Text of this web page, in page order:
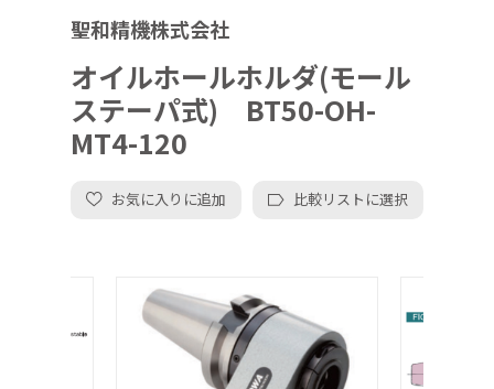
聖和精機株式会社
オイルホールホルダ(モール
ステーパ式) BT50-OH-
MT4-120
お気に入りに追加 比較リストに選択